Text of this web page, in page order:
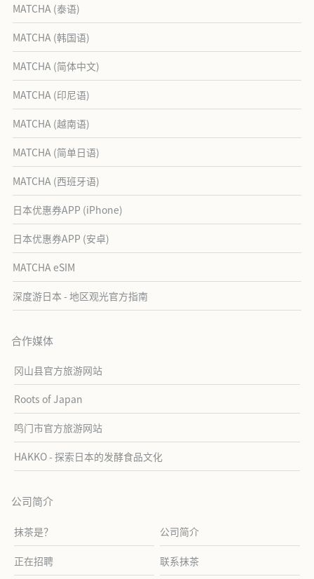
MATCHA (泰语)
MATCHA (韩国语)
MATCHA (简体中文)
MATCHA (印尼语)
MATCHA (越南语)
MATCHA (简单日语)
MATCHA (西班牙语)
日本优惠券APP (iPhone)
日本优惠券APP (安卓)
MATCHA eSIM
深度游日本 - 地区观光官方指南
合作媒体
冈山县官方旅游网站
Roots of Japan
鸣门市官方旅游网站
HAKKO - 探索日本的发酵食品文化
公司简介
抹茶是？ 公司简介
正在招聘 联系抹茶